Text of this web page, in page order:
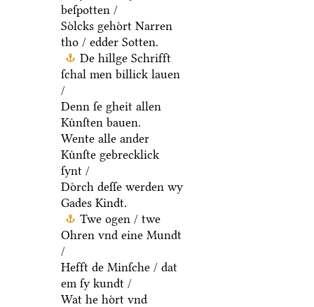
beſpotten /
Soͤlcks gehoͤrt Narren
tho / edder Sotten.
De hillge Schrifft
ſchal men billick lauen
/
Denn ſe gheit allen
Kuͤnſten bauen.
Wente alle ander
Kuͤnſte gebrecklick
ſynt /
Doͤrch deſſe werden wy
Gades Kindt.
Twe ogen / twe
Ohren vnd eine Mundt
/
Hefft de Minſche / dat
em ſy kundt /
Wat he hoͤrt vnd